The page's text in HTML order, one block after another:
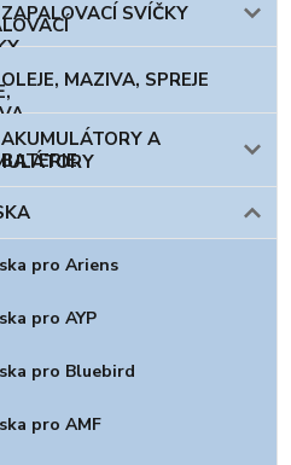
ZAPALOVACÍ SVÍČKY
OLEJE, MAZIVA, SPREJE
AKUMULÁTORY A
BATERIE
pro Ariens
pro AYP
pro Bluebird
pro AMF